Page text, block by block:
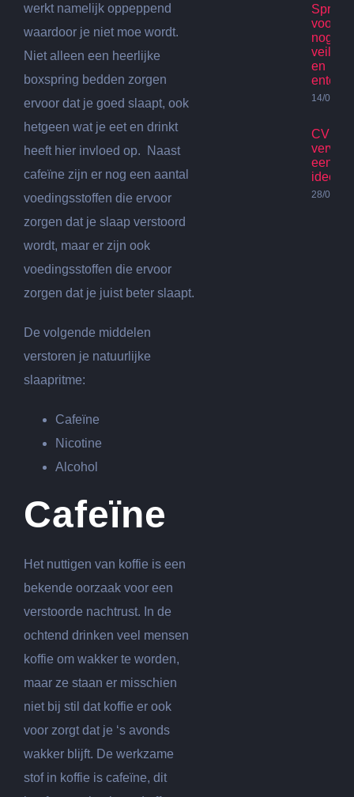
werkt namelijk oppeppend
waardoor je niet moe wordt.
Niet alleen een heerlijke
boxspring bedden zorgen
ervoor dat je goed slaapt, ook
hetgeen wat je eet en drinkt
heeft hier invloed op. Naast
cafeïne zijn er nog een aantal
voedingsstoffen die ervoor
zorgen dat je slaap verstoord
wordt, maar er zijn ook
voedingsstoffen die ervoor
zorgen dat je juist beter slaapt.
De volgende middelen
verstoren je natuurlijke
slaapritme:
Cafeïne
Nicotine
Alcohol
Cafeïne
Het nuttigen van koffie is een
bekende oorzaak voor een
verstoorde nachtrust. In de
ochtend drinken veel mensen
koffie om wakker te worden,
maar ze staan er misschien
niet bij stil dat koffie er ook
voor zorgt dat je ‘s avonds
wakker blijft. De werkzame
stof in koffie is cafeïne, dit
voor
nog
veilig
en
14/07/
CV
een
idee?
28/06/